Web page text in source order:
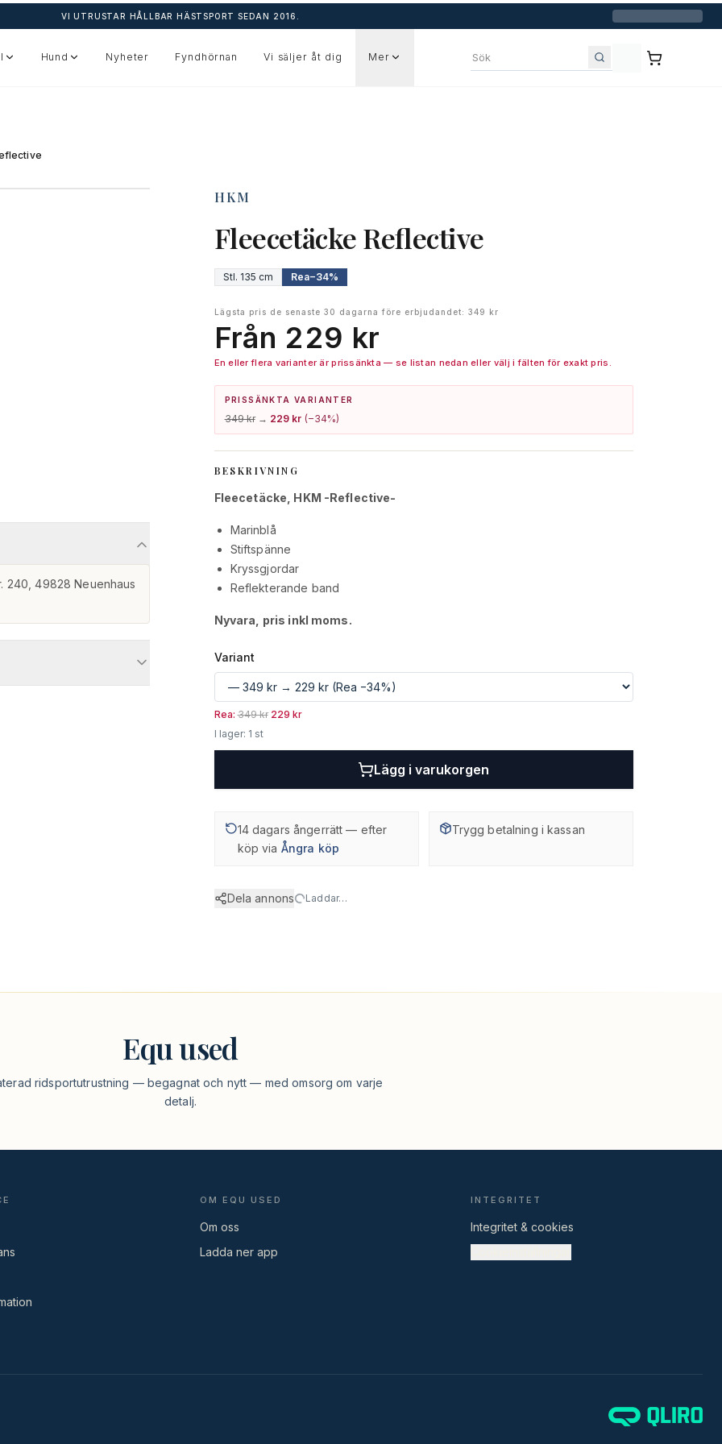
VI UTRUSTAR HÅLLBAR HÄSTSPORT SEDAN 2016.
Hund Nyheter Fyndhörnan Vi säljer åt dig Mer
Sök bland annonser
HKM
Fleecetäcke Reflective
Stl. 135 cm Rea−34%
Lägsta pris de senaste 30 dagarna före erbjudandet: 349 kr
Från 229 kr
En eller flera varianter är prissänkta — se listan nedan eller välj i fälten för exakt pris.
PRISSÄNKTA VARIANTER
349 kr→ 229 kr(−34%)
BESKRIVNING
Fleecetäcke, HKM -Reflective-
Marinblå
Stiftspänne
Kryssgjordar
Reflekterande band
Nyvara, pris inkl moms.
Variant
Rea:349 kr 229 kr
I lager: 1 st
Lägg i varukorgen
14 dagars ångerrätt — efter
köp via Ångra köp
Trygg betalning i kassan
Dela annons Laddar…
240, 49828 Neuenhaus
Equ used
ridsportutrustning — begagnat och nytt — med omsorg om varje
detalj.
OM EQU USED
Om oss
Ladda ner app
INTEGRITET
Integritet & cookies
Hej! Jag är Equ used-assistenten —
fråga mig om frakt, retur, betalning,
sortimentet eller hur det går till att lämna